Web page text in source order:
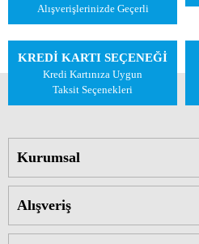
Alışverişlerinizde Geçerli
KREDİ KARTI SEÇENEĞİ
Kredi Kartınıza Uygun
Taksit Seçenekleri
Kurumsal
Alışveriş